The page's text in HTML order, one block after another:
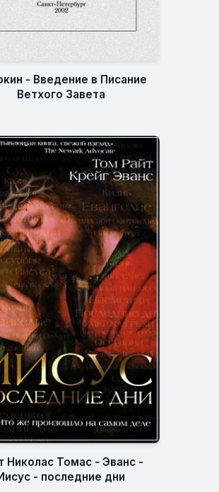
- Введение в Писание
Ветхого Завета
Николас Томас - Эванс -
Иисус - последние дни